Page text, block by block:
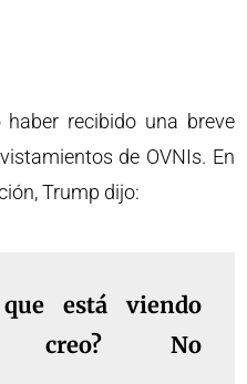
recibido una breve
de OVNIs. En
Trump dijo:
está viendo
creo? No